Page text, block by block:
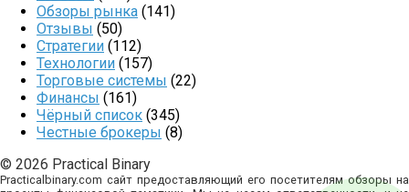
Обзоры рынка (141)
Отзывы (50)
Стратегии (112)
Технологии (157)
Торговые системы (22)
Финансы (161)
Чёрный список (345)
Честные брокеры (8)
© 2026 Practical Binary
Practicalbinary.com сайт предоставляющий его посетителям обзоры на